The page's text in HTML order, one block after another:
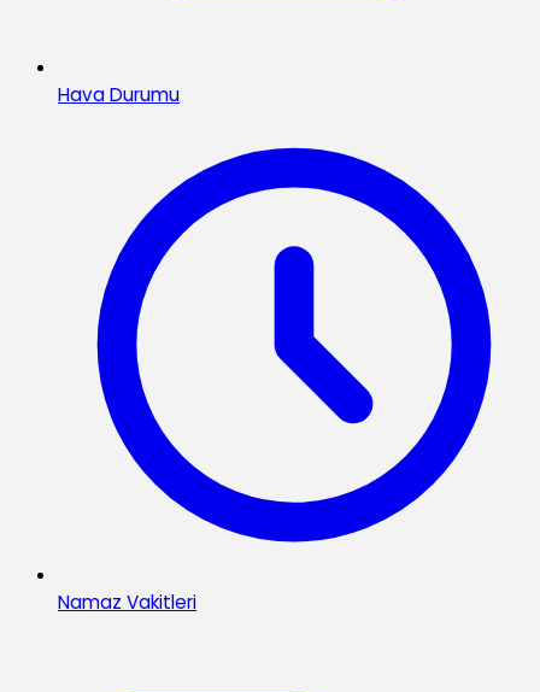
Hava Durumu
Namaz Vakitleri